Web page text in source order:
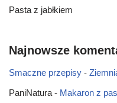
Pasta z jabłkiem
Najnowsze
Smaczne przepisy -
PaniNatura - Makaron z